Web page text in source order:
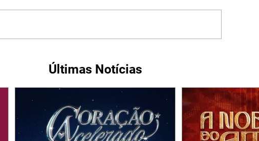
Últimas Notícias